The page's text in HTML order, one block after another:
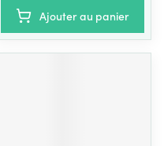
Ajouter au panier